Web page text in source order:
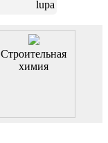
Строительная
химия